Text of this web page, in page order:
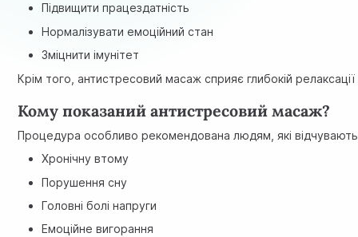
Підвищити працездатність
Нормалізувати емоційний стан
Зміцнити імунітет
Крім того, антистресовий масаж сприяє глибокій
Кому показаний антистресовий масаж?
Процедура особливо рекомендована людям, які
Хронічну втому
Порушення сну
Головні болі напруги
Емоційне вигорання